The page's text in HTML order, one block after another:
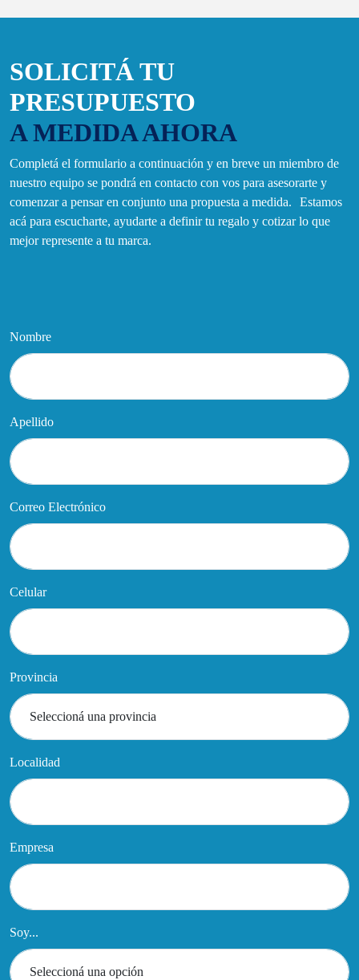
SOLICITÁ TU
PRESUPUESTO
A MEDIDA AHORA
Completá el formulario a continuación y en breve un miembro de
nuestro equipo se pondrá en contacto con vos para asesorarte y
comenzar a pensar en conjunto una propuesta a medida. Estamos
acá para escucharte, ayudarte a definir tu regalo y cotizar lo que
mejor represente a tu marca.
Nombre
Apellido
Correo Electrónico
Celular
Provincia
Localidad
Empresa
Soy...